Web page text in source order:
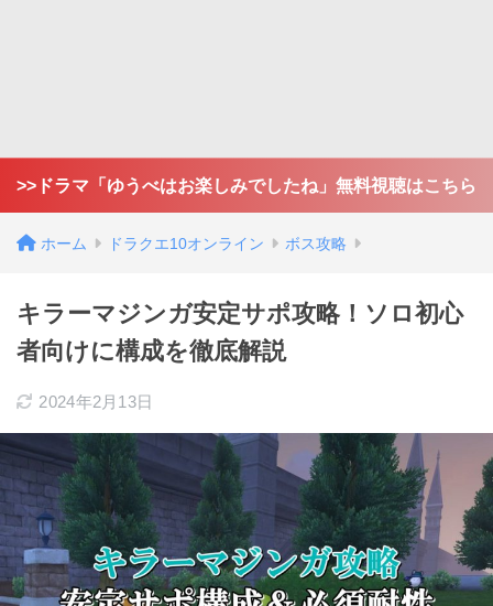
>>ドラマ「ゆうべはお楽しみでしたね」無料視聴はこちら
ホーム ドラクエ10オンライン ボス攻略
キラーマジンガ安定サポ攻略！ソロ初心
者向けに構成を徹底解説
2024年2月13日